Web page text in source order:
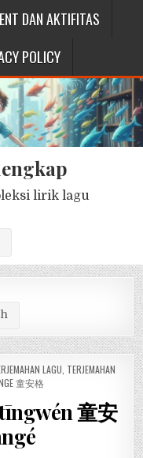
DAN AKTIFITAS
POLICY
lirik lagu
LAGU TERJEMAHAN
童安格
童安